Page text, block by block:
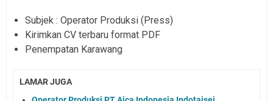
Subjek : Operator Produksi (Press)
Kirimkan CV terbaru format PDF
Penempatan Karawang
LAMAR JUGA